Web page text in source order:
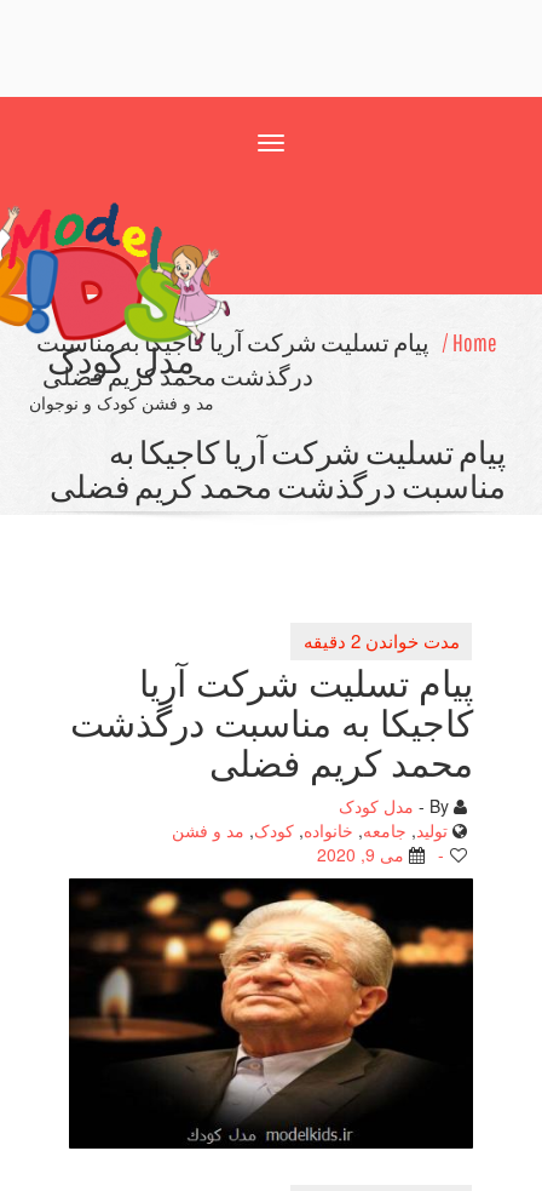
مدل کودک
مد و فشن کودک و نوجوان
پیام تسلیت شركت آریا كاجیكا به مناسبت
درگذشت محمد كریم فضلی
تسلیت شركت آریا كاجیكا به
درگذشت محمد كریم فضلی
پیام تسلیت شركت آریا
كاجیكا به مناسبت درگذشت
محمد كریم فضلی
مدل کودک
جامعه,خانواده, کودک,مد و فشن
می 9, 2020